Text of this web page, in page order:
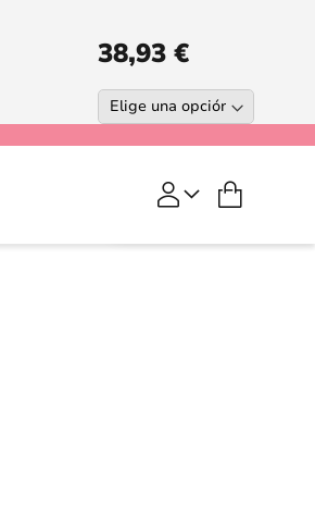
Vermain
38,93 €
COMPRAR